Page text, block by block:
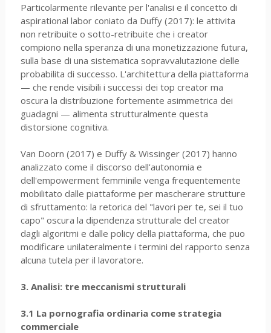
Particolarmente rilevante per l'analisi e il concetto di
aspirational labor coniato da Duffy (2017): le attivita
non retribuite o sotto-retribuite che i creator
compiono nella speranza di una monetizzazione futura,
sulla base di una sistematica sopravvalutazione delle
probabilita di successo. L'architettura della piattaforma
— che rende visibili i successi dei top creator ma
oscura la distribuzione fortemente asimmetrica dei
guadagni — alimenta strutturalmente questa
distorsione cognitiva.
Van Doorn (2017) e Duffy & Wissinger (2017) hanno
analizzato come il discorso dell'autonomia e
dell'empowerment femminile venga frequentemente
mobilitato dalle piattaforme per mascherare strutture
di sfruttamento: la retorica del "lavori per te, sei il tuo
capo" oscura la dipendenza strutturale del creator
dagli algoritmi e dalle policy della piattaforma, che puo
modificare unilateralmente i termini del rapporto senza
alcuna tutela per il lavoratore.
3. Analisi: tre meccanismi strutturali
3.1 La pornografia ordinaria come strategia
commerciale